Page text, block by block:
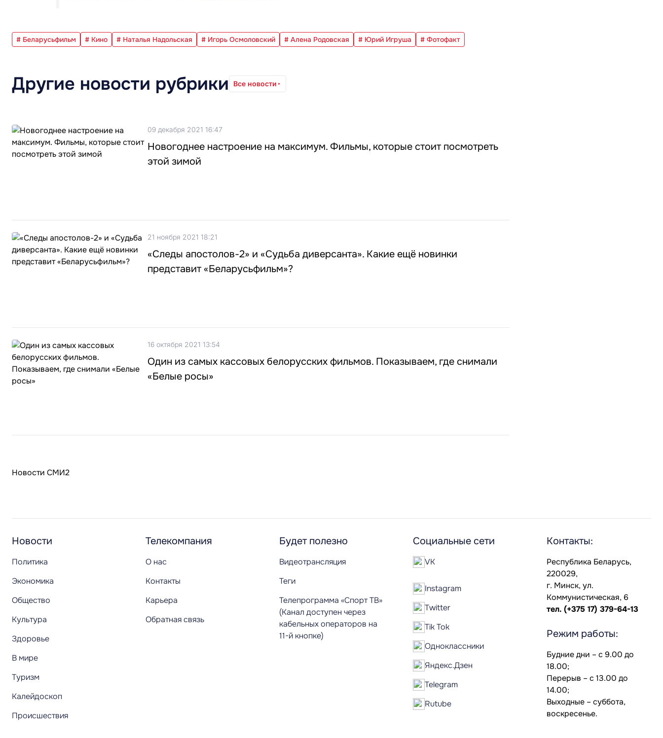
# Беларусьфильм # Кино # Наталья Надольская # Игорь Осмоловский # Алена Родовская # Юрий Игруша # Фотофакт
Другие новости рубрики Все новости
09 декабря 2021 16:47
Новогоднее настроение на максимум. Фильмы, которые стоит посмотреть
этой зимой
21 ноября 2021 18:21
«Следы апостолов-2» и «Судьба диверсанта». Какие ещё новинки
представит «Беларусьфильм»?
16 октября 2021 13:54
Один из самых кассовых белорусских фильмов. Показываем, где снимали
«Белые росы»
Новости СМИ2
Новости
Политика
Экономика
Общество
Культура
Здоровье
В мире
Туризм
Калейдоскоп
Происшествия
Телекомпания
О нас
Контакты
Карьера
Обратная связь
Будет полезно
Видеотрансляция
Теги
Телепрограмма «Спорт ТВ»
(Канал доступен через
кабельных операторов на
11-й кнопке)
Социальные сети
VK
Instagram
Twitter
Tik Tok
Одноклассники
Яндекс.Дзен
Telegram
Rutube
Контакты:
Республика Беларусь,
220029,
г. Минск, ул.
Коммунистическая, 6
тел. (+375 17) 379-64-13
Режим работы:
Будние дни – с 9.00 до
18.00;
Перерыв – с 13.00 до
14.00;
Выходные – суббота,
воскресенье.